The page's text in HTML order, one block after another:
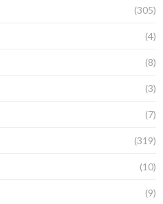
(305)
(4)
(8)
(3)
(7)
(319)
(10)
(9)